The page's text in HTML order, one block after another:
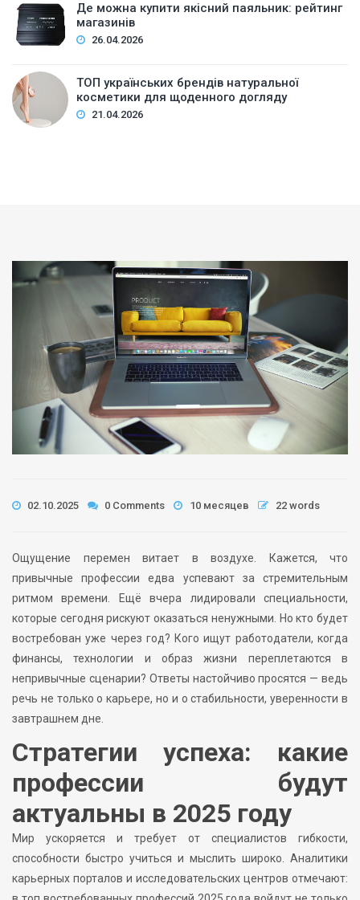
Де можна купити якісний паяльник: рейтинг
магазинів
26.04.2026
ТОП українських брендів натуральної
косметики для щоденного догляду
21.04.2026
02.10.2025 0 Comments 10 месяцев 22 words
Ощущение перемен витает в воздухе. Кажется, что
привычные профессии едва успевают за стремительным
ритмом времени. Ещё вчера лидировали специальности,
которые сегодня рискуют оказаться ненужными. Но кто будет
востребован уже через год? Кого ищут работодатели, когда
финансы, технологии и образ жизни переплетаются в
непривычные сценарии? Ответы настойчиво просятся — ведь
речь не только о карьере, но и о стабильности, уверенности в
завтрашнем дне.
Стратегии успеха: какие
профессии будут
актуальны в 2025 году
Мир ускоряется и требует от специалистов гибкости,
способности быстро учиться и мыслить широко. Аналитики
карьерных порталов и исследовательских центров отмечают: